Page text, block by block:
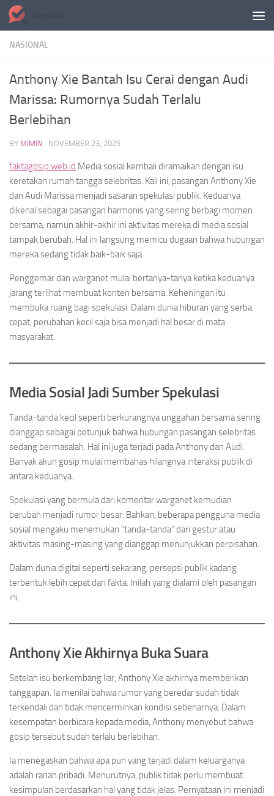
Skip to content
NASIONAL
Anthony Xie Bantah Isu Cerai dengan Audi
Marissa: Rumornya Sudah Terlalu
Berlebihan
BY MIMIN · NOVEMBER 23, 2025
faktagosip.web.id Media sosial kembali diramaikan dengan isu
keretakan rumah tangga selebritas. Kali ini, pasangan Anthony Xie
dan Audi Marissa menjadi sasaran spekulasi publik. Keduanya
dikenal sebagai pasangan harmonis yang sering berbagi momen
bersama, namun akhir-akhir ini aktivitas mereka di media sosial
tampak berubah. Hal ini langsung memicu dugaan bahwa hubungan
mereka sedang tidak baik-baik saja.
Penggemar dan warganet mulai bertanya-tanya ketika keduanya
jarang terlihat membuat konten bersama. Keheningan itu
membuka ruang bagi spekulasi. Dalam dunia hiburan yang serba
cepat, perubahan kecil saja bisa menjadi hal besar di mata
masyarakat.
Media Sosial Jadi Sumber Spekulasi
Tanda-tanda kecil seperti berkurangnya unggahan bersama sering
dianggap sebagai petunjuk bahwa hubungan pasangan selebritas
sedang bermasalah. Hal ini juga terjadi pada Anthony dan Audi.
Banyak akun gosip mulai membahas hilangnya interaksi publik di
antara keduanya.
Spekulasi yang bermula dari komentar warganet kemudian
berubah menjadi rumor besar. Bahkan, beberapa pengguna media
sosial mengaku menemukan “tanda-tanda” dari gestur atau
aktivitas masing-masing yang dianggap menunjukkan perpisahan.
Dalam dunia digital seperti sekarang, persepsi publik kadang
terbentuk lebih cepat dari fakta. Inilah yang dialami oleh pasangan
ini.
Anthony Xie Akhirnya Buka Suara
Setelah isu berkembang liar, Anthony Xie akhirnya memberikan
tanggapan. Ia menilai bahwa rumor yang beredar sudah tidak
terkendali dan tidak mencerminkan kondisi sebenarnya. Dalam
kesempatan berbicara kepada media, Anthony menyebut bahwa
gosip tersebut sudah terlalu berlebihan.
Ia menegaskan bahwa apa pun yang terjadi dalam keluarganya
adalah ranah pribadi. Menurutnya, publik tidak perlu membuat
kesimpulan berdasarkan hal yang tidak jelas. Pernyataan ini menjadi